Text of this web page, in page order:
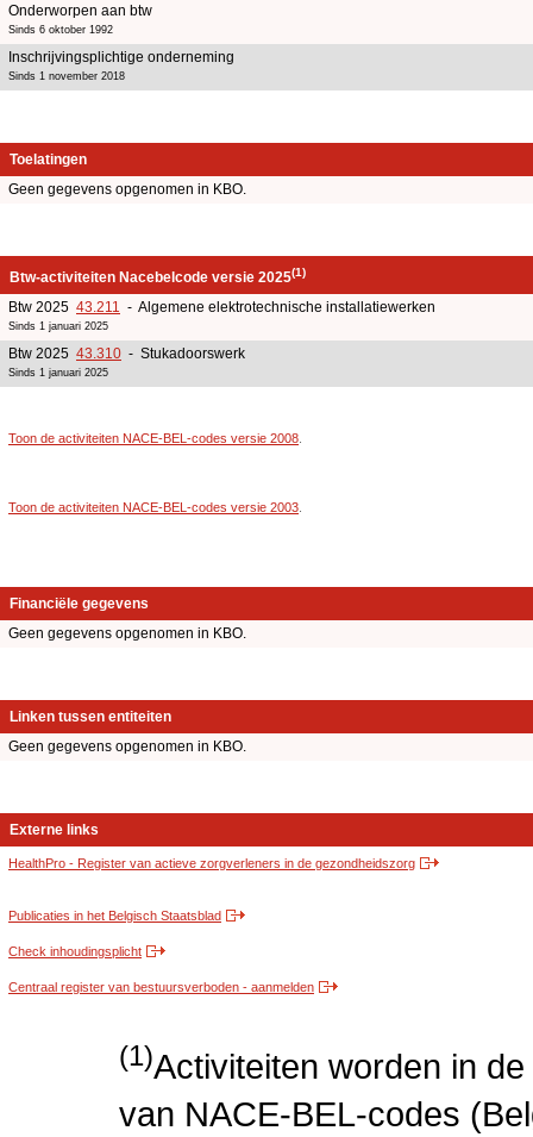
Onderworpen aan btw
Sinds 6 oktober 1992
Inschrijvingsplichtige onderneming
Sinds 1 november 2018
Toelatingen
Geen gegevens opgenomen in KBO.
Btw-activiteiten Nacebelcode versie 2025(1)
Btw 2025 43.211 - Algemene elektrotechnische installatiewerken
Sinds 1 januari 2025
Btw 2025 43.310 - Stukadoorswerk
Sinds 1 januari 2025
Toon de activiteiten NACE-BEL-codes versie 2008
Toon de activiteiten NACE-BEL-codes versie 2003
Financiële gegevens
Geen gegevens opgenomen in KBO.
Linken tussen entiteiten
Geen gegevens opgenomen in KBO.
Externe links
HealthPro - Register van actieve zorgverleners in de gezondheidszorg
Publicaties in het Belgisch Staatsblad
Check inhoudingsplicht
Centraal register van bestuursverboden - aanmelden
(1)Activiteiten worden in
van NACE-BEL-codes